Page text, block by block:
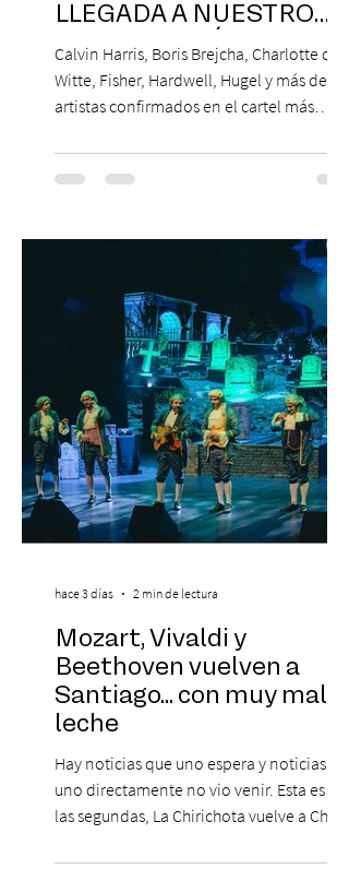
LLEGADA A NUESTRO
NUESTRO PAÍS
Calvin Harris, Boris Brejcha, Charlotte de
Witte, Fisher, Hardwell, Hugel y más de 85
artistas confirmados en el cartel más
Chile. 14 y 15 de noviembre de 2026, Club
Hípico de Santiago. Últimos Weekend
con venta a través de Puntoticket.com
Creamfields Chile, el festival de música
electrónica más importante del país,
revela oficialmente el Lineup de su edición
2026. Calvin Harris, Boris Bre
Mozart, Vivaldi y
Beethoven vuelven a
Santiago... con muy mala
leche
Hay noticias que uno espera y noticias que
uno directamente no vio venir. Esta es de
las segundas, La Chirichota vuelve a Chile.
Después de agotar entradas en su primer
hace 3 días 2 min de lectura